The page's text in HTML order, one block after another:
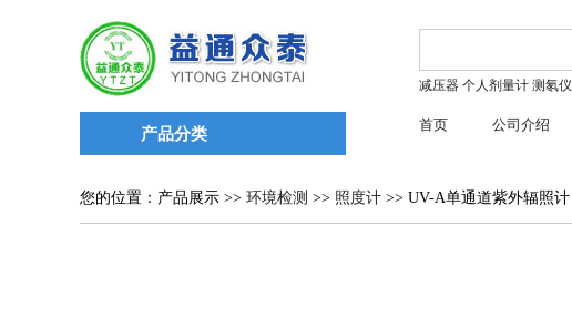
产品分类
减压器 个人剂量计 测氡仪
首页 公司介绍
您的位置：产品展示 >> 环境检测 >> 照度计 >> UV-A单通道紫外辐照计